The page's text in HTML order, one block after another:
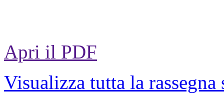
Apri il PDF
Visualizza tutta la rassegna